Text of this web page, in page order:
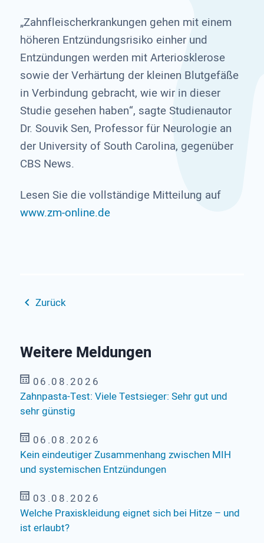
„Zahnfleischerkrankungen gehen mit einem
höheren Entzündungsrisiko einher und
Entzündungen werden mit Arteriosklerose
sowie der Verhärtung der kleinen Blutgefäße
in Verbindung gebracht, wie wir in dieser
Studie gesehen haben“, sagte Studienautor
Dr. Souvik Sen, Professor für Neurologie an
der University of South Carolina, gegenüber
CBS News.
Lesen Sie die vollständige Mitteilung auf
www.zm-online.de
Zurück
Weitere Meldungen
06.08.2026
Zahnpasta-Test: Viele Testsieger: Sehr gut und
sehr günstig
06.08.2026
Kein eindeutiger Zusammenhang zwischen MIH
und systemischen Entzündungen
03.08.2026
Welche Praxiskleidung eignet sich bei Hitze – und
ist erlaubt?